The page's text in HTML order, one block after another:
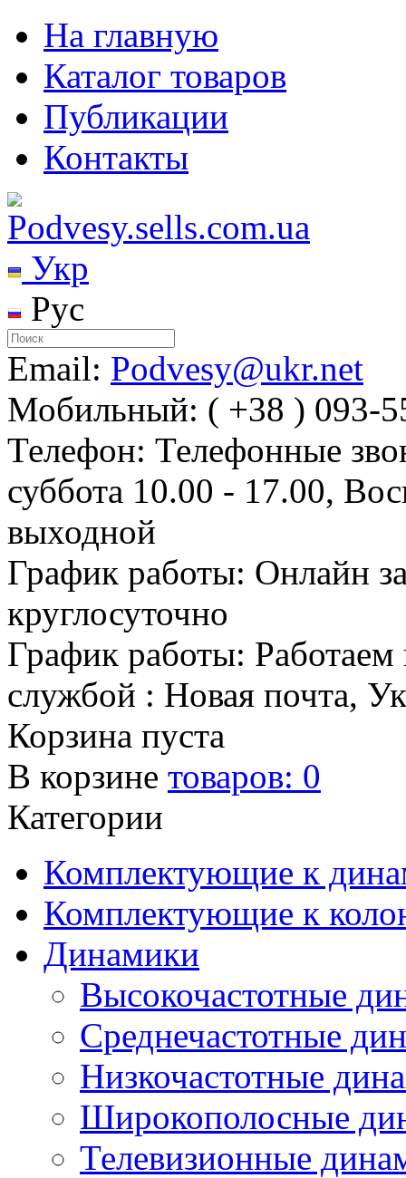
На главную
Каталог товаров
Публикации
Контакты
Укр
Рус
Email: Podvesy@ukr.net
Мобильный: ( +38 ) 093-
Телефон: Телефонные
суббота 10.00 - 17.00,
выходной
График работы: Онлайн
круглосуточно
График работы: Работаем
службой : Новая почта,
Корзина пуста
В корзине товаров: 0
Категории
Комплектующие к
Комплектующие к
Динамики
Высокочастотные
Среднечастотные
Низкочастотные
Широкополосные
Телевизионные